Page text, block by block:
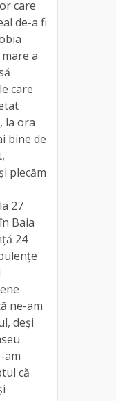
care
de-a fi
a
care
la ora
bine de
plecăm
27
Baia
24
ne-am
deși
am
că